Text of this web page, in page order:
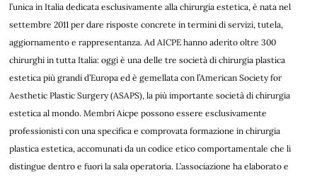
l’unica in Italia dedicata esclusivamente alla chirurgia estetica, è nata nel
settembre 2011 per dare risposte concrete in termini di servizi, tutela,
aggiornamento e rappresentanza. Ad AICPE hanno aderito oltre 300
chirurghi in tutta Italia: oggi è una delle tre società di chirurgia plastica
estetica più grandi d’Europa ed è gemellata con l’American Society for
Aesthetic Plastic Surgery (ASAPS), la più importante società di chirurgia
estetica al mondo. Membri Aicpe possono essere esclusivamente
professionisti con una specifica e comprovata formazione in chirurgia
plastica estetica, accomunati da un codice etico comportamentale che li
distingue dentro e fuori la sala operatoria. L’associazione ha elaborato e